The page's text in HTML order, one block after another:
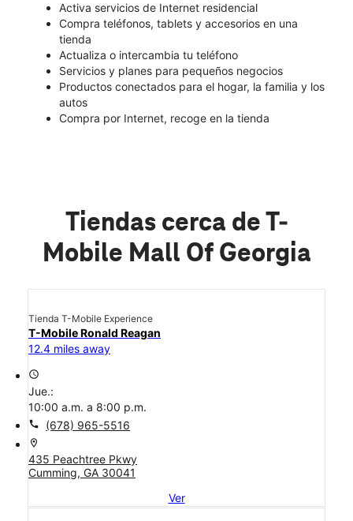
Activa servicios de Internet residencial
Compra teléfonos, tablets y accesorios en una
tienda
Actualiza o intercambia tu teléfono
Servicios y planes para pequeños negocios
Productos conectados para el hogar, la familia y los
autos
Compra por Internet, recoge en la tienda
Tiendas cerca de T-
Mobile Mall Of Georgia
Tienda T-Mobile Experience
T-Mobile Ronald Reagan
12.4 miles away
access_time
Jue.:
10:00 a.m. a 8:00 p.m.
call (678) 965-5516
location_on
435 Peachtree Pkwy
Cumming, GA 30041
Ver